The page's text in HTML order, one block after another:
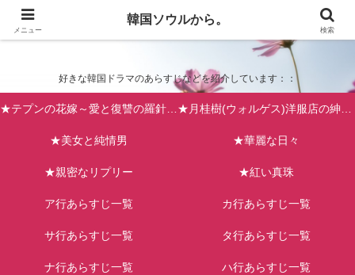
韓国ソウルから。
好きな韓国ドラマのあらすじなどを紹介しています：：
★テプンの花嫁～愛と復讐の羅針盤（台風の新婦） ★月桂樹(ウォルゲス)洋服店の紳士たち
★美女と純情男 ★華麗な日々
★親密なリプリー ★紅い真珠
ア行あらすじ一覧 カ行あらすじ一覧
サ行あらすじ一覧 タ行あらすじ一覧
ナ行あらすじ一覧 ハ行あらすじ一覧
メニュー
韓国ソウルから。
検索